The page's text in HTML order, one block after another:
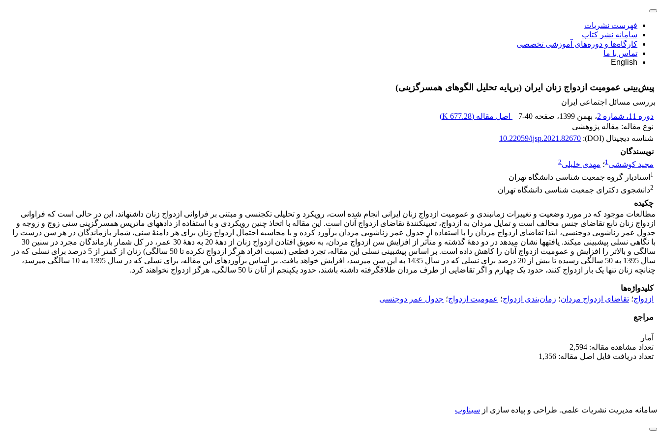
فهرست نشریات
سامانه نشر کتاب
کارگاه‌ها و دوره‌های آموزشی تخصصی
تماس با ما
English
پیش‌بینی عمومیت ازدواج زنان ایران (برپایه تحلیل الگوهای همسرگزینی)
بررسی مسائل اجتماعی ایران
دوره 11، شماره 2
، بهمن 1399 ، صفحه 7-40 اصل مقاله (677.28 K
)
نوع مقاله: مقاله پژوهشی
شناسه دیجیتال (DOI):
10.22059/ijsp.2021.82670
نویسندگان
مجید کوششی1؛ مهدی خلیلی2
1 استادیار گروه جمعیت شناسی دانشگاه تهران
2دانشجوی دکترای جمعیت شناسی دانشگاه تهران
چکیده
مطالعات موجود که در مورد وضعیت و تغییرات زمان­بندی و عمومیت ازدواج زنان ایرانی انجام شده است، رویکرد و تحلیلی تک­جنسی و مبتنی بر فراوانی ازدواج زنان داشته­­اند، این در حالی است که فراوانی
ازدواج زنان تابع تقاضای جنس مخالف است و تمایل مردان به ازدواج، تعیین­کنندۀ تقاضای ازدواج آنان است. این مقاله با اتخاذ چنین رویکردی و با استفاده از داده­های ماتریس همسرگزینی سنی زوج و زوجه و
جدول عمر زناشویی دوجنسی، ابتدا تقاضای ازدواج مردان را با استفاده از جدول عمر زناشویی مردان برآورد کرده و با محاسبه احتمال ازدواج زنان برای هر دامنۀ سنی، شمار بازماندگان در هر سن درست را
با نگاهی نسلی پیش­بینی می­کند. یافته­ها نشان می­دهد در دو دهۀ گذشته و متأثر از افزایش سن ازدواج مردان، به تعویق افتادن ازدواج زنان از دهۀ 20 به دهۀ 30 عمر، در کل شمار بازماندگان مجرد در سنین 30
سالگی و بالاتر را افزایش و عمومیت ازدواج آنان را کاهش داده است. بر اساس پیش­بینی نسلی این مقاله، تجرد قطعی (نسبت افراد هرگز ازدواج نکرده تا 50 سالگی) زنان از کمتر از 5 درصد برای نسلی که در
سال 1395 به 50 سالگی رسیده تا بیش از 20 درصد برای نسلی که در سال 1435 به این سن می­رسد، افزایش خواهد یافت. بر اساس برآوردهای این مقاله، برای نسلی که در سال 1395 به 10 سالگی می­رسد،
چنانچه زنان تنها یک بار ازدواج کنند، حدود یک چهارم و اگر تقاضایی از طرف مردان طلاق­گرفته داشته باشند، حدود یک­پنجم از آنان تا 50 سالگی، هرگز ازدواج نخواهند کرد.
کلیدواژه‌ها
ازدواج؛ تقاضای ازدواج مردان؛ زمان‌بندی ازدواج؛ عمومیت ازدواج؛ جدول عمر دوجنسی
مراجع
آمار
تعداد مشاهده مقاله: 2,594
تعداد دریافت فایل اصل مقاله: 1,356
سامانه مدیریت نشریات علمی. طراحی و پیاده سازی از سیناوب